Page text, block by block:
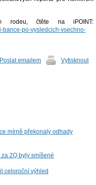
rodeu, čtěte na iPOINT:
bance-po-vysledcich-vsechno-
Poslat emailem Vytisknout
mírně překonaly odhady
2Q byly smíšené
celoroční výhled